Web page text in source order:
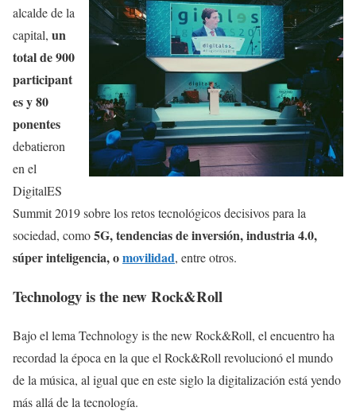
alcalde de la
capital, un
total de 900
participant
es y 80
ponentes
debatieron
en el
DigitalES
Summit 2019 sobre los retos tecnológicos decisivos para la
sociedad, como5G, tendencias de inversión, industria 4.0,
súper inteligencia, omovilidad, entre otros.
Technology is the new Rock&Roll
Bajo el lema Technology is the new Rock&Roll, el encuentro ha
recordad la época en la que el Rock&Roll revolucionó el mundo
de la música, al igual que en este siglo la digitalización está yendo
más allá de la tecnología.